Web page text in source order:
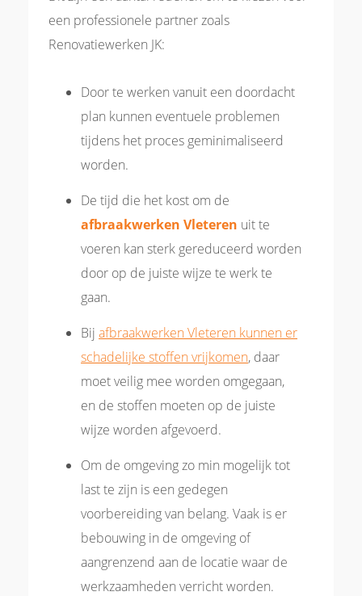
een professionele partner zoals
Renovatiewerken JK:
Door te werken vanuit een doordacht
plan kunnen eventuele problemen
tijdens het proces geminimaliseerd
worden.
De tijd die het kost om de
afbraakwerken Vleteren uit te
voeren kan sterk gereduceerd worden
door op de juiste wijze te werk te
gaan.
Bij afbraakwerken Vleteren kunnen er
schadelijke stoffen vrijkomen, daar
moet veilig mee worden omgegaan,
en de stoffen moeten op de juiste
wijze worden afgevoerd.
Om de omgeving zo min mogelijk tot
last te zijn is een gedegen
voorbereiding van belang. Vaak is er
bebouwing in de omgeving of
aangrenzend aan de locatie waar de
werkzaamheden verricht worden.